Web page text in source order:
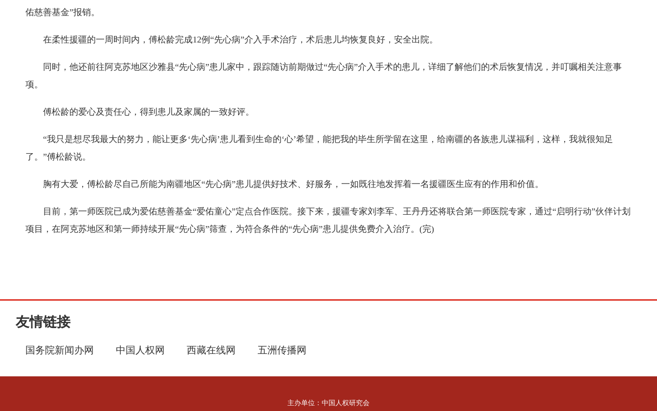
佑慈善基金”报销。
在柔性援疆的一周时间内，傅松龄完成12例“先心病”介入手术治疗，术后患儿均恢复良好，安全出院。
同时，他还前往阿克苏地区沙雅县“先心病”患儿家中，跟踪随访前期做过“先心病”介入手术的患儿，详细了解他们的术后恢复情况，并叮嘱相关注意事
项。
傅松龄的爱心及责任心，得到患儿及家属的一致好评。
“我只是想尽我最大的努力，能让更多‘先心病’患儿看到生命的‘心’希望，能把我的毕生所学留在这里，给南疆的各族患儿谋福利，这样，我就很知足
了。”傅松龄说。
胸有大爱，傅松龄尽自己所能为南疆地区“先心病”患儿提供好技术、好服务，一如既往地发挥着一名援疆医生应有的作用和价值。
目前，第一师医院已成为爱佑慈善基金“爱佑童心”定点合作医院。接下来，援疆专家刘李军、王丹丹还将联合第一师医院专家，通过“启明行动”伙伴计划
项目，在阿克苏地区和第一师持续开展“先心病”筛查，为符合条件的“先心病”患儿提供免费介入治疗。(完)
友情链接
国务院新闻办网 中国人权网 西藏在线网 五洲传播网
主办单位：中国人权研究会